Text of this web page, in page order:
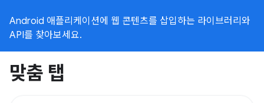
Android 애플리케이션에 웹 콘텐츠를 삽입하는 라이브러리와
API를 찾아보세요.
맞춤 탭